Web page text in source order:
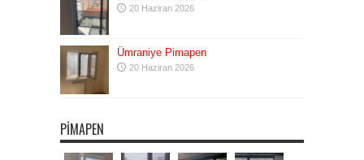
20 Haziran 2026
Ümraniye Pimapen
20 Haziran 2026
PIMAPEN